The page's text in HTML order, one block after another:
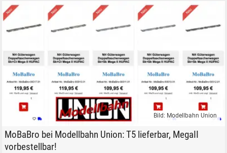
Modellbahn Union Modelleisenbahn MoBaBro Taschenwagen H0
Bild: Modellbahn Union
MoBaBro bei Modellbahn Union: T5 lieferbar, MegaII
vorbestellbar!
Durchsuchen
alles
Suche ...
suchen Abbrechen